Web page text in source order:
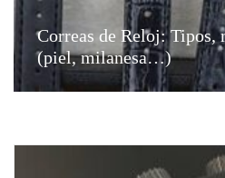
Correas de Reloj: Tipos,
(piel, milanesa…)